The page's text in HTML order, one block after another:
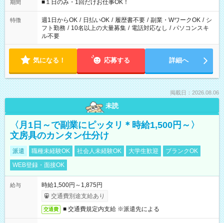
ください！
期間 ■１日のみ・1回だけお仕事OK！
特徴 週1日からOK / 日払いOK / 履歴書不要 / 副業・WワークOK / シ
フト勤務 / 10名以上の大量募集 / 電話対応なし / パソコンスキ
ル不要
気になる！ 応募する 詳細へ
掲載日：2026.08.06
未読
〈月1日～で副業にピッタリ＊時給1,500円～〉
文房具のカンタン仕分け
派遣 職種未経験OK 社会人未経験OK 大学生歓迎
ブランクOK
WEB登録・面接OK
給与
時給1,500円～1,875円
交通費別途支給あり
交通費 ■ 交通費規定内支給 ※派遣先による